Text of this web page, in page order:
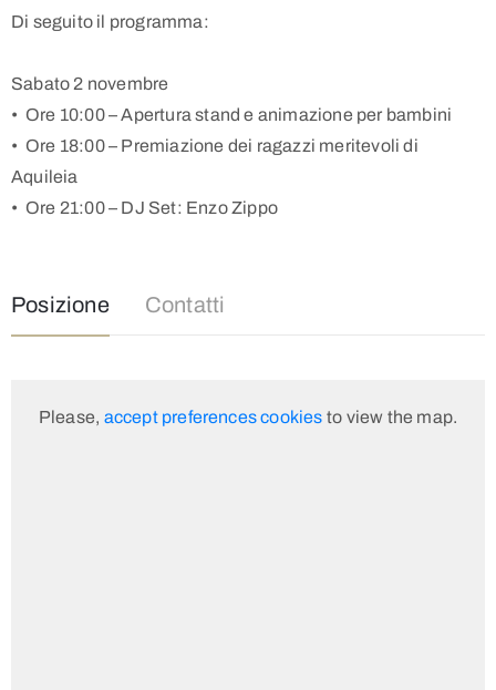
Di seguito il programma:
Sabato 2 novembre
•⁠ ⁠Ore 10:00 – Apertura stand e animazione per bambini
•⁠ ⁠Ore 18:00 – Premiazione dei ragazzi meritevoli di
Aquileia
•⁠ ⁠Ore 21:00 – DJ Set: Enzo Zippo
Posizione Contatti
Please, accept preferences cookies to view the map.